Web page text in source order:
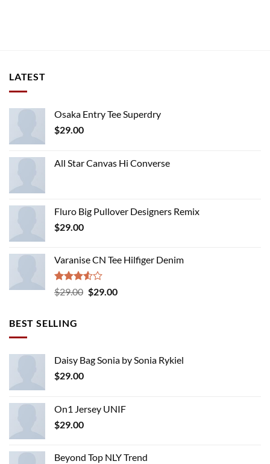
LATEST
Osaka Entry Tee Superdry
$29.00
All Star Canvas Hi Converse
Fluro Big Pullover Designers Remix
$29.00
Varanise CN Tee Hilfiger Denim
Rated
3.50
$29.00 Original
$29.00Current
BEST SELLING
Daisy Bag Sonia by Sonia Rykiel
$29.00
On1 Jersey UNIF
$29.00
Beyond Top NLY Trend